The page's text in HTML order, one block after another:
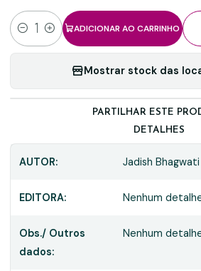
Quantidade
ADICIONAR AO CARRINHO
Mostrar stock das
PARTILHAR ESTE
DETALHES
AUTOR: Jadish Bhagwati
EDITORA: Nenhum
Obs./ Outros
dados:
Nenhum